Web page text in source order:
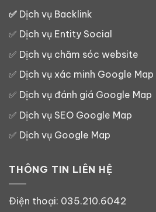
✅ Dịch vụ Backlink
✅ Dịch vụ Entity Social
✅ Dịch vụ chăm sóc website
✅ Dịch vụ xác minh Google Map
✅ Dịch vụ đánh giá Google Map
✅ Dịch vụ SEO Google Map
✅ Dịch vụ Google Map
THÔNG TIN LIÊN HỆ
Điện thoại: 035.210.6042